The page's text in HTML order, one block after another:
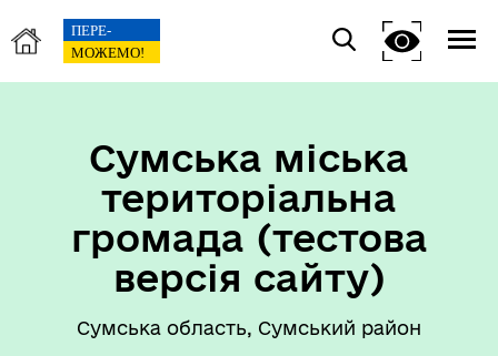
Сумська міська
територіальна
громада (тестова
версія сайту)
Сумська область, Сумський район